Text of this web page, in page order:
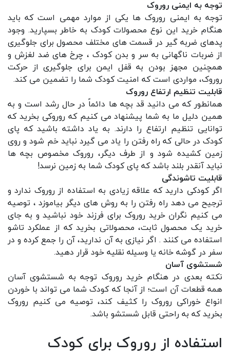
توجه به ایمنی روروک
توجه به ایمنی روروک ها یکی از موارد مهمی است که باید
هنگام خرید این نوع محصولات کودک به خاطر بسپارید. وجود
پدهای ضربه گیر در قسمت های مختلف محصول برای جلوگیری
از ضربات ناگهانی به سر و بدن کودک ، چرخ های ضد لغزش و
همچنین مجهز بودن به قفل ایمن برای جلوگیری از حرکت
روروک، مواردی است که امنیت کودک شما را تضمین می کند.
قابلیت تنظیم ارتفاع روروک
همانطور که می دانید قد بچه ها دائماً در حال رشد است و به
همین دلیل ما به شما پیشنهاد می کنیم که روروکی بخرید که
توانایی تنظیم ارتفاع را دارند. به یاد داشته باشید که پای
کودک در حالی که راه رفتن را یاد می گیرد نباید خم شود و روی
زمین کشیده شود و از طرف دیگر، روروک مخصوص بچه ها
نباید آنقدر بلند باشد که پای کودک شما به زمین نرسد!
قابلیت تاشوندگی
اگر کودکی دارید که علاقه زیادی به استفاده از روروک ندارد و
ترجیح می دهد راه رفتن را به روش های دیگر بیاموزد ، توصیه
می کنیم نگران خرید روروک برای فرزند خود نباشید و به جای
خرید یک محصول ثابت، محصولاتی بخرید که از عملکرد تاشو
استفاده می کنند . اگر نیازی به آن ندارید، آن را جمع کرده و در
سفر در گوشه خانه یا وسیله نقلیه خود قرار دهید.
شستشوی آسان
نکته بعدی در هنگام خرید روروک توجه به شستشوی آسان
همه قطعات آن است؛ از آنجا که کودک شما می تواند با خوردن
انواع خوراکی روروک را کثیف کند، توصیه می کنیم روروک
بخرید که به راحتی قابل شستشو باشد.
استفاده از روروک برای کودک